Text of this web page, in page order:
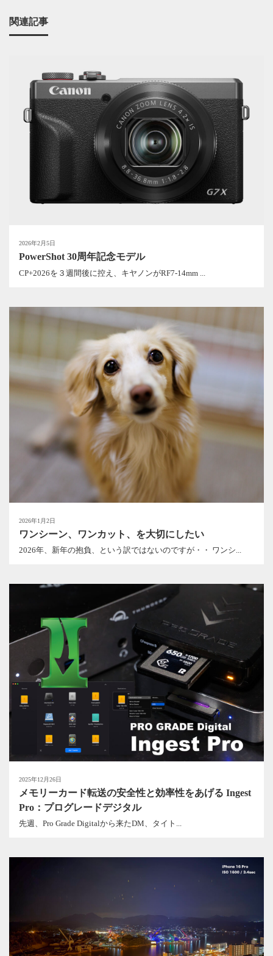
関連記事
2026年2月5日
PowerShot 30周年記念モデル
CP+2026を３週間後に控え、キヤノンがRF7-14mm ...
2026年1月2日
ワンシーン、ワンカット、を大切にしたい
2026年、新年の抱負、という訳ではないのですが・・ ワンシ...
2025年12月26日
メモリーカード転送の安全性と効率性をあげる Ingest
Pro：プログレードデジタル
先週、Pro Grade Digitalから来たDM、タイト...